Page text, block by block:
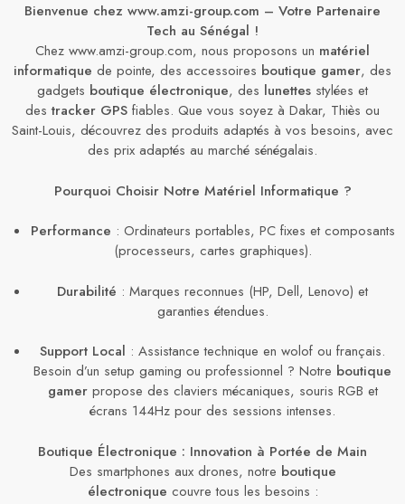
Bienvenue chez www.amzi-group.com – Votre Partenaire
Tech au Sénégal !
Chez www.amzi-group.com, nous proposons un matériel
informatique de pointe, des accessoires boutique gamer, des
gadgets boutique électronique, des lunettes stylées et
destracker GPS fiables. Que vous soyez à Dakar, Thiès ou
Saint-Louis, découvrez des produits adaptés à vos besoins, avec
des prix adaptés au marché sénégalais.
Pourquoi Choisir Notre Matériel Informatique ?
Performance : Ordinateurs portables, PC fixes et composants
(processeurs, cartes graphiques).
Durabilité : Marques reconnues (HP, Dell, Lenovo) et
garanties étendues.
Support Local : Assistance technique en wolof ou français.
Besoin d’un setup gaming ou professionnel ? Notre boutique
gamerpropose des claviers mécaniques, souris RGB et
écrans 144Hz pour des sessions intenses.
Boutique Électronique : Innovation à Portée de Main
Des smartphones aux drones, notre boutique
électronique couvre tous les besoins :